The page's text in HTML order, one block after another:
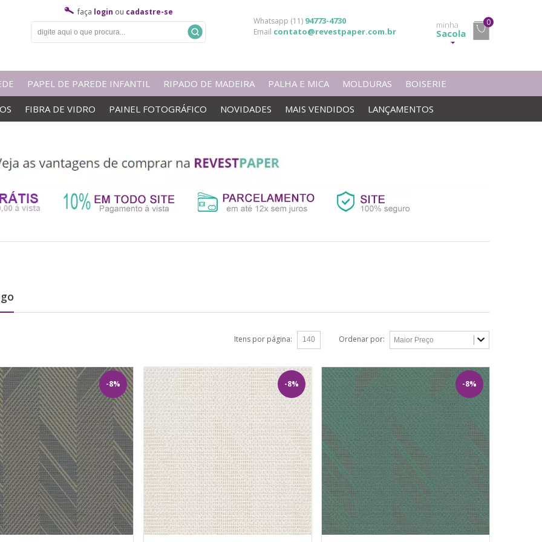
faça login ou cadastre-se
Whatsapp (11) 94773-4730
Email contato@revestpaper.com.br
minha
Sacola
0
PAPEL DE PAREDE INFANTIL RIPADO DE MADEIRA PALHA E MICA MOLDURAS BOISERIE
FIBRA DE VIDRO PAINEL FOTOGRÁFICO NOVIDADES MAIS VENDIDOS LANÇAMENTOS
Itens por página: Ordenar por:
-8% -8% -8%